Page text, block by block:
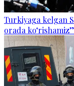
Turkiyaga kelgan
orada ko‘rishamiz”